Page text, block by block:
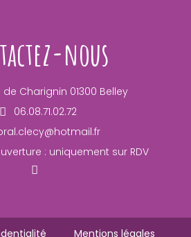
nous
Charignin 01300 Belley
06.08.71.02.72
: uniquement sur RDV
Mentions légales